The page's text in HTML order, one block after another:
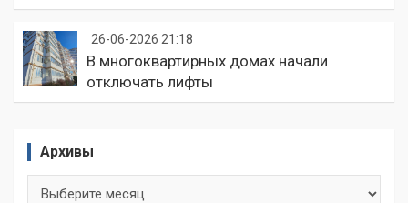
26-06-2026 21:18
В многоквартирных домах начали
отключать лифты
Архивы